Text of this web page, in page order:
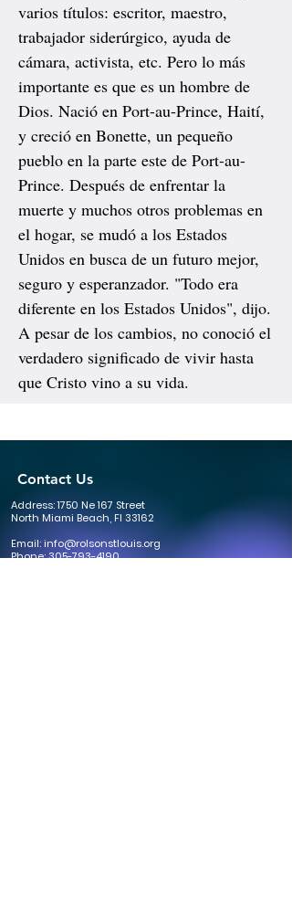
varios títulos: escritor, maestro,
trabajador siderúrgico, ayuda de
cámara, activista, etc. Pero lo más
importante es que es un hombre de
Dios. Nació en Port-au-Prince, Haití,
y creció en Bonette, un pequeño
pueblo en la parte este de Port-au-
Prince. Después de enfrentar la
muerte y muchos otros problemas en
el hogar, se mudó a los Estados
Unidos en busca de un futuro mejor,
seguro y esperanzador. "Todo era
diferente en los Estados Unidos", dijo.
A pesar de los cambios, no conoció el
verdadero significado de vivir hasta
que Cristo vino a su vida.
Contact Us
Address: 1750 Ne 167 Street
North Miami Beach, Fl 33162
Email:info@rolsonstlouis.org
Phone:305-793-4190